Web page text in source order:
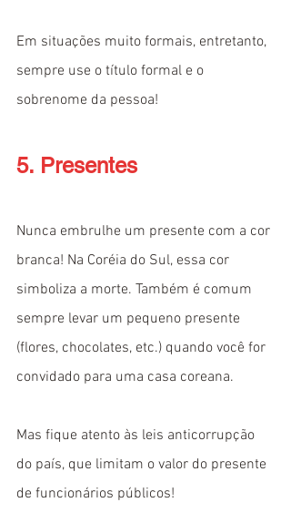
Em situações muito formais, entretanto,
sempre use o título formal e o
sobrenome da pessoa!
5. Presentes
Nunca embrulhe um presente com a cor
branca! Na Coréia do Sul, essa cor
simboliza a morte. Também é comum
sempre levar um pequeno presente
(flores, chocolates, etc.) quando você for
convidado para uma casa coreana.
Mas fique atento às leis anticorrupção
do país, que limitam o valor do presente
de funcionários públicos!